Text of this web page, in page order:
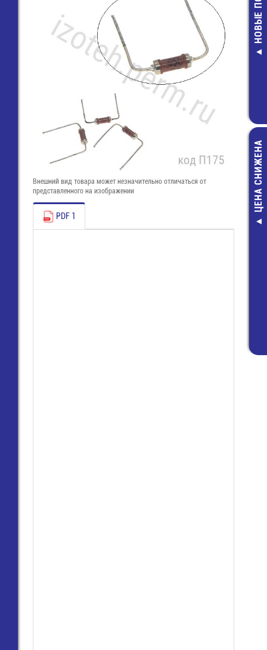
Разъем 2х20
пайки на
EMCW-
ЦЕНА СНИЖЕНА
Внешний вид товара может незначительно отличаться от
представленного на изображении
PDF 1